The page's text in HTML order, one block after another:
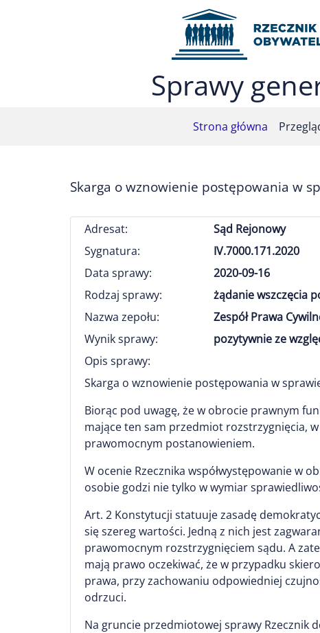
Przejdź do menu głównego (nacisnij Enter)
Przejdź do mapy serwisu (nacisnij Enter)
Sprawy
Strona główna
Skarga o wznowienie postępowania w
Adresat:
Sąd Rejonowy
Sygnatura:
IV.7000.171.2020
Data sprawy:
2020-09-16
Rodzaj sprawy:
żądanie wszczęcia
Nazwa zepołu:
Zespół Prawa
Wynik sprawy:
pozytywnie ze
Opis sprawy:
Skarga o wznowienie postępowania w
Biorąc pod uwagę, że w obrocie prawnym
mające ten sam przedmiot rozstrzygnięcia,
prawomocnym postanowieniem.
W ocenie Rzecznika współwystępowanie w
osobie godzi nie tylko w wymiar
Art. 2 Konstytucji statuuje zasadę
się szereg wartości. Jedną z nich jest
prawomocnym rozstrzygnięciem sądu. A
mają prawo oczekiwać, że w przypadku
prawa, przy zachowaniu odpowiedniej
odrzuci.
Na gruncie przedmiotowej sprawy Rzecznik